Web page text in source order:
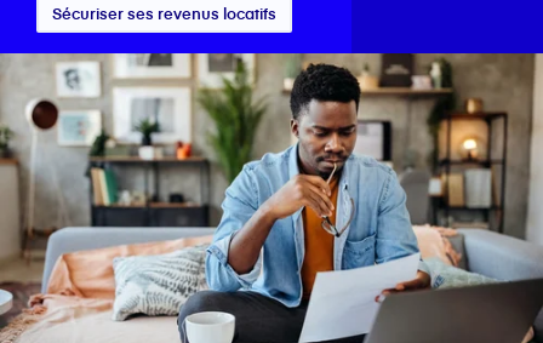
Sécuriser ses revenus locatifs